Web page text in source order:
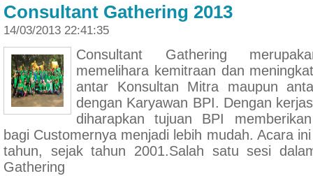
Consultant Gathering 2013
14/03/2013 22:41:35
Consultant Gathering
memelihara kemitraan dan
antar Konsultan Mitra maupun
dengan Karyawan BPI. Dengan
diharapkan tujuan BPI
bagi Customernya menjadi lebih mudah. Acara
tahun, sejak tahun 2001.Salah satu sesi
Gathering